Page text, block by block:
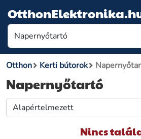
Otthon Kerti bútorok
Napernyőtartó
Nincs